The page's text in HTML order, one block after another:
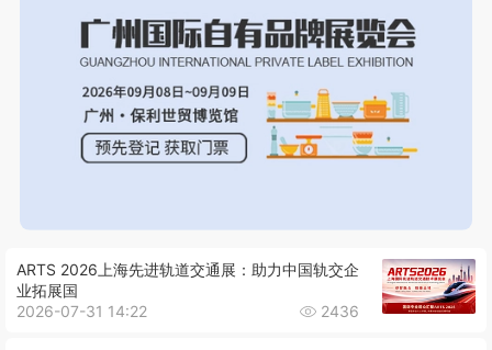
ARTS 2026上海先进轨道交通展：助力中国轨交企
业拓展国
2026-07-31 14:22
2436